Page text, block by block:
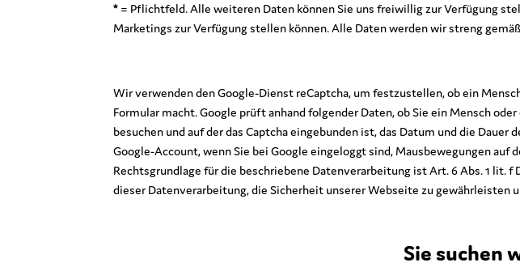
* = Pflichtfeld. Alle weiteren Daten können Sie uns freiwillig zur Verfügung
Marketings zur Verfügung stellen können. Alle Daten werden wir streng
Wir verwenden den Google-Dienst reCaptcha, um festzustellen, ob ein
Formular macht. Google prüft anhand folgender Daten, ob Sie ein Mensch
besuchen und auf der das Captcha eingebunden ist, das Datum und die
Google-Account, wenn Sie bei Google eingeloggt sind, Mausbewegungen
Rechtsgrundlage für die beschriebene Datenverarbeitung ist Art. 6 Abs. 1 lit.
dieser Datenverarbeitung, die Sicherheit unserer Webseite zu gewährleisten
Sie suchen